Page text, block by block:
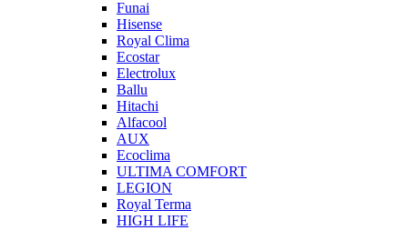
Funai
Hisense
Royal Clima
Ecostar
Electrolux
Ballu
Hitachi
Alfacool
AUX
Ecoclima
ULTIMA COMFORT
LEGION
Royal Terma
HIGH LIFE